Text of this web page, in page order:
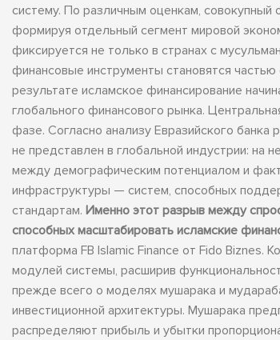
систему. По различным оценкам,
формируя отдельный сегмент мировой
фиксируется не только в странах с
финансовые инструменты становятся
результате исламское финансирование
глобального финансового рынка.
фазе. Согласно анализу Евразийского банка
не представлен в глобальной индустрии: на
между демографическим потенциалом и
инфраструктуры — систем, способных
стандартам. Именно этот разрыв между
способных масштабировать исламские
платформа FB Islamic Finance от Fido Biznes.
модулей системы, расширив
прежде всего о моделях мушарака и
инвестиционной архитектуры. Мушарака
распределяют прибыль и убытки